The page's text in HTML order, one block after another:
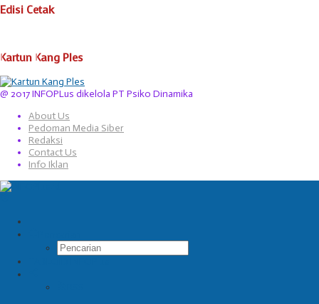
Edisi Cetak
Kartun Kang Ples
@ 2017 INFOPLus dikelola PT Psiko Dinamika
About Us
Pedoman Media Siber
Redaksi
Contact Us
Info Iklan